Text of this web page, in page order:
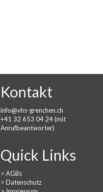
Kontakt
info@vhs-grenchen.ch
+41 32 653 04 24 (mit
Anrufbeantworter)
Quick Links
> AGBs
> Datenschutz